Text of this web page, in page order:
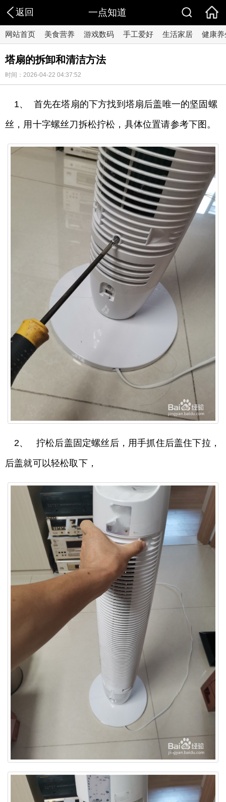
返回 一点知道
网站首页 美食营养 游戏数码 手工爱好 生活家居 健康养
塔扇的拆卸和清洁方法
时间：2026-04-22 04:37:52
1、 首先在塔扇的下方找到塔扇后盖唯一的坚固螺
丝，用十字螺丝刀拆松拧松，具体位置请参考下图。
2、 拧松后盖固定螺丝后，用手抓住后盖住下拉，
后盖就可以轻松取下，